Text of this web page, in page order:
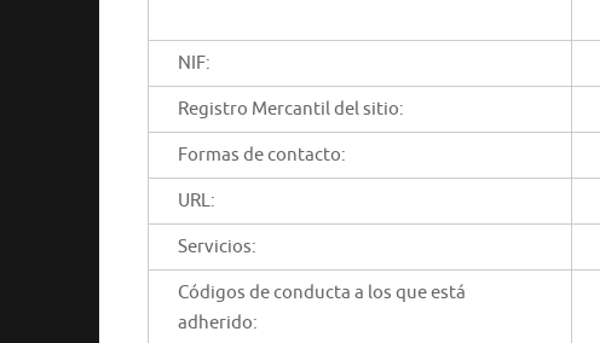
NIF:
Registro Mercantil del sitio:
Formas de contacto:
URL:
Servicios:
Códigos de conducta a los que está
adherido: